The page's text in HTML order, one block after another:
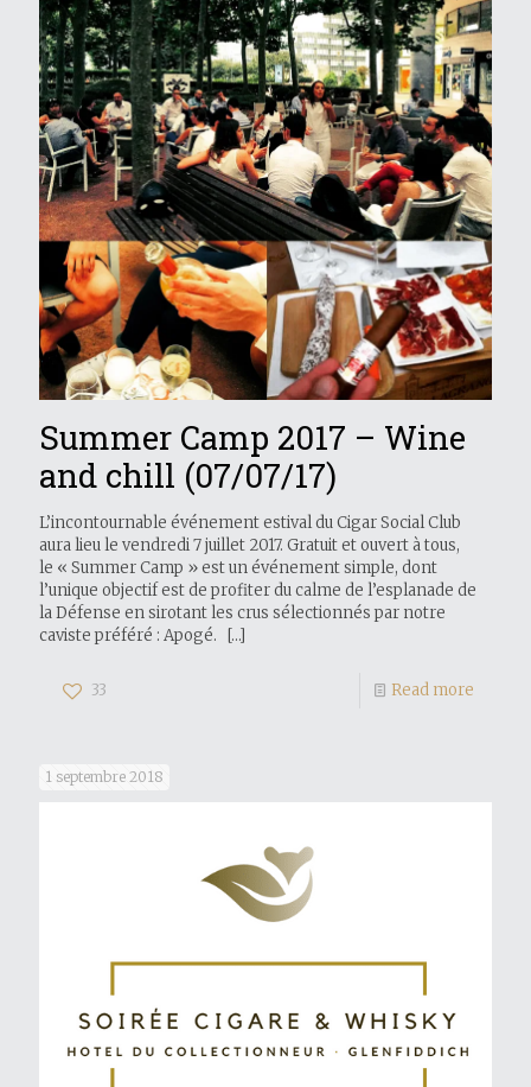
Summer Camp 2017 – Wine
and chill (07/07/17)
L’incontournable événement estival du Cigar Social Club
aura lieu le vendredi 7 juillet 2017. Gratuit et ouvert à tous,
le « Summer Camp » est un événement simple, dont
l’unique objectif est de profiter du calme de l’esplanade de
la Défense en sirotant les crus sélectionnés par notre
caviste préféré : Apogé.
[…]
33 Read more
1 septembre 2018